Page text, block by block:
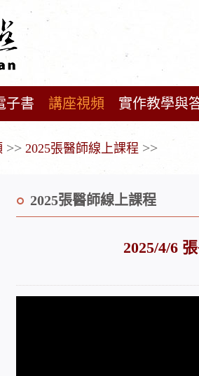
子書 講座視頻 實作教學與
>> 2025張醫師線上課程 >>
2025張醫師線上課程
2025/4/6